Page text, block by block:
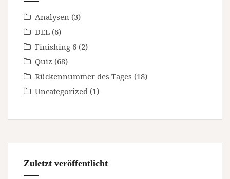
Analysen (3)
DEL (6)
Finishing 6 (2)
Quiz (68)
Rückennummer des Tages (18)
Uncategorized (1)
Zuletzt veröffentlicht